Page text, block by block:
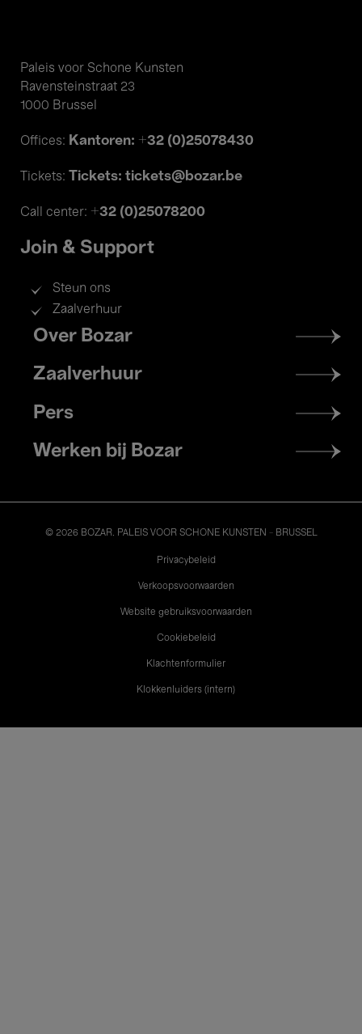
Paleis voor Schone Kunsten
Ravensteinstraat 23
1000 Brussel
Offices: Kantoren: +32 (0)25078430
Tickets: Tickets: tickets@bozar.be
Call center: +32 (0)25078200
Join & Support
Steun ons
Zaalverhuur
Footer
menu
Over Bozar
Zaalverhuur
Pers
Werken bij Bozar
© 2026 BOZAR. PALEIS VOOR SCHONE KUNSTEN - BRUSSEL
Privacybeleid
Verkoopsvoorwaarden
Website gebruiksvoorwaarden
Cookiebeleid
Klachtenformulier
Klokkenluiders (intern)